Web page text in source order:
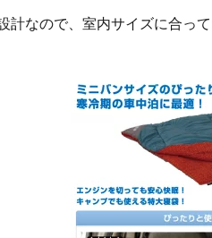
計なので、室内サイズに合っ